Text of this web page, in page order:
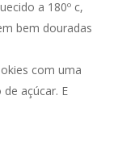
a 180º c,
bem douradas
com uma
açúcar. E